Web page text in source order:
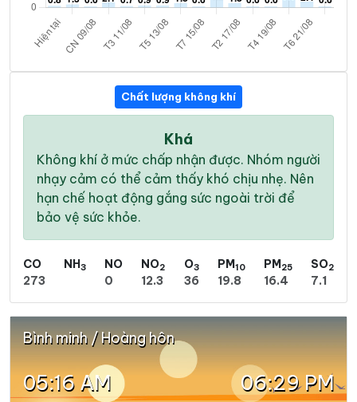
Chất lượng không khí
Khá
Không khí ở mức chấp nhận được. Nhóm người
nhạy cảm có thể cảm thấy khó chịu nhẹ. Nên
hạn chế hoạt động gắng sức ngoài trời để
bảo vệ sức khỏe.
CO
273
NH3
NO
0
NO2
12.3
O3
36
PM10
19.8
PM25
16.4
SO2
7.1
Bình minh / Hoàng hôn
05:16 AM 06:29 PM